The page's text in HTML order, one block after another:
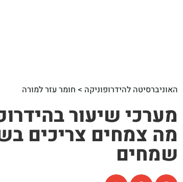
האוניברסיטה להידרופוניקה > חומר עזר למורה
מה צמחים צריכים
שמחים